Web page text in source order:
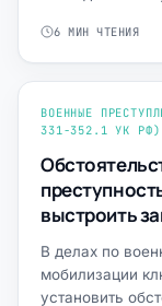
6 МИН ЧТЕНИЯ
ВОЕННЫЕ
331-352.1 УК РФ)
выстроить
В делах по
мобилизации
установить